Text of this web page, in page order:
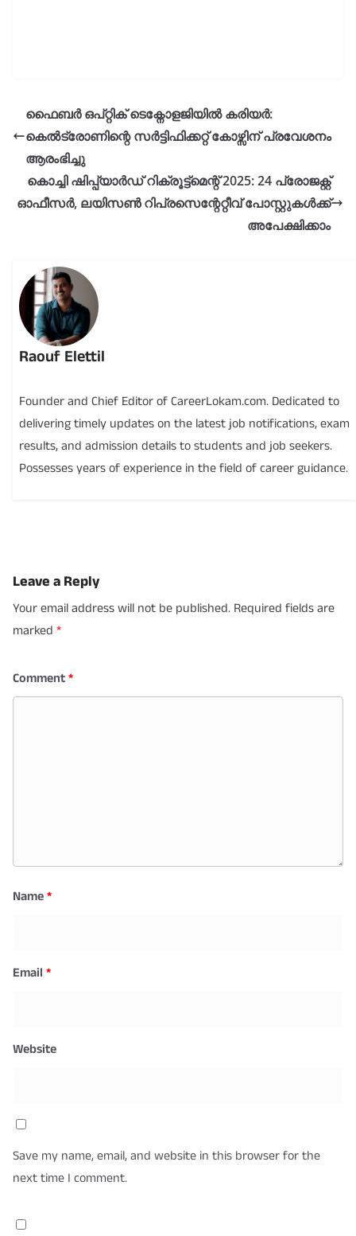
ഫൈബർ ഒപ്റ്റിക് ടെക്നോളജിയിൽ കരിയർ:
കെൽട്രോണിന്റെ സർട്ടിഫിക്കറ്റ് കോഴ്സിന് പ്രവേശനം
ആരംഭിച്ചു
കൊച്ചി ഷിപ്പ്യാർഡ് റിക്രൂട്ട്മെന്റ് 2025: 24 പ്രോജക്റ്റ്
ഓഫീസർ, ലയിസൺ റിപ്രസെന്റേറ്റീവ് പോസ്റ്റുകൾക്ക്
അപേക്ഷിക്കാം
Raouf Elettil
Founder and Chief Editor of CareerLokam.com. Dedicated to
delivering timely updates on the latest job notifications, exam
results, and admission details to students and job seekers.
Possesses years of experience in the field of career guidance.
Leave a Reply
Your email address will not be published. Required fields are
marked *
Comment*
Name*
Email *
Website
Save my name, email, and website in this browser for the
next time I comment.